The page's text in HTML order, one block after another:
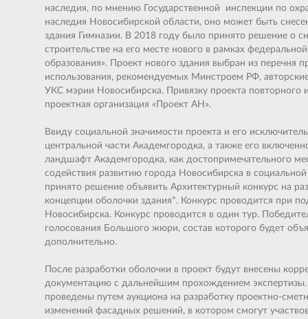
наследия, по мнению Государственной инспекции по
наследия Новосибирской области, оно может быть
здания Гимназии. В 2018 году было принято решение о
строительстве на его месте нового в рамках
образования». Проект нового здания выбран из перечня
использования, рекомендуемых Минстроем РФ,
УКС мэрии Новосибирска. Привязку проекта повторного
проектная организация «Проект АН».
Ввиду социальной значимости проекта и его
центральной части Академгородка, а также его
ландшафт Академгородка, как достопримечательного
содействия развитию города Новосибирска в
принято решение объявить Архитектурный конкурс на
концепции оболочки здания*. Конкурс проводится при
Новосибирска. Конкурс проводится в один тур.
голосования Большого жюри, состав которого будет
дополнительно.
После разработки оболочки в проект будут внесены
документацию с дальнейшим прохождением
проведены путем аукциона на разработку проектно-
изменений фасадных решений, в котором смогут